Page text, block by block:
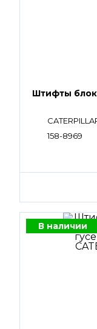
Штифты
158-8969
В наличии